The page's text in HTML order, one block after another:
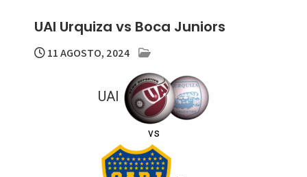
UAI Urquiza vs Boca Juniors
11 AGOSTO, 2024
UAI
vs